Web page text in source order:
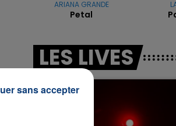
LA TEAM DU WEEK-END
ARIANA GRANDE
Petal
LES LIVES
sans accepter